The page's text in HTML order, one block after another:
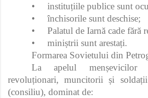
•
instituțiile publice sunt
•
închisorile sunt deschise;
•
Palatul de Iarnă cade fără
•
miniștrii sunt arestați.
Formarea Sovietului din
La apelul menșevicilor
revoluționari, muncitorii și
(consiliu), dominat de: